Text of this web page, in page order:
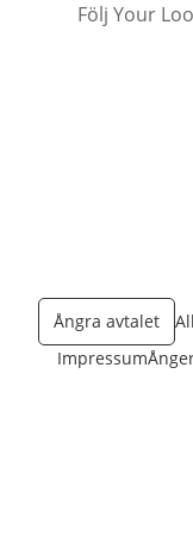
Följ Your
Ångra avtalet
Impressum